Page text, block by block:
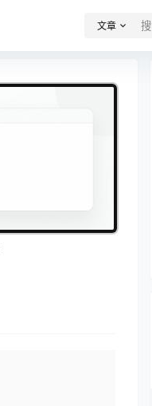
文章